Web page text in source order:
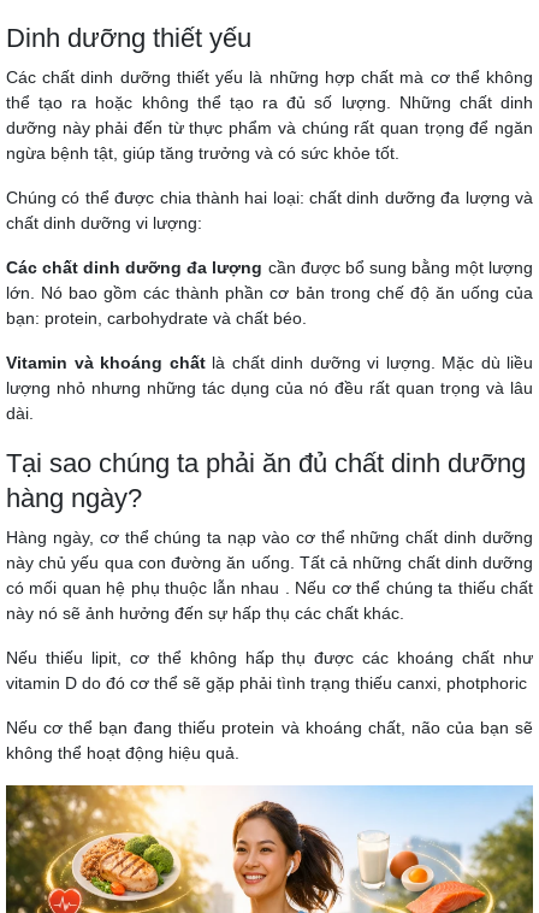
Dinh dưỡng thiết yếu
Các chất dinh dưỡng thiết yếu là những hợp chất mà cơ thể không
thể tạo ra hoặc không thể tạo ra đủ số lượng. Những chất dinh
dưỡng này phải đến từ thực phẩm và chúng rất quan trọng để ngăn
ngừa bệnh tật, giúp tăng trưởng và có sức khỏe tốt.
Chúng có thể được chia thành hai loại: chất dinh dưỡng đa lượng và
chất dinh dưỡng vi lượng:
Các chất dinh dưỡng đa lượng cần được bổ sung bằng một lượng
lớn. Nó bao gồm các thành phần cơ bản trong chế độ ăn uống của
bạn: protein, carbohydrate và chất béo.
Vitamin và khoáng chấtlà chất dinh dưỡng vi lượng. Mặc dù liều
lượng nhỏ nhưng những tác dụng của nó đều rất quan trọng và lâu
dài.
Tại sao chúng ta phải ăn đủ chất dinh dưỡng
hàng ngày?
Hàng ngày, cơ thể chúng ta nạp vào cơ thể những chất dinh dưỡng
này chủ yếu qua con đường ăn uống. Tất cả những chất dinh dưỡng
có mối quan hệ phụ thuộc lẫn nhau . Nếu cơ thể chúng ta thiếu chất
này nó sẽ ảnh hưởng đến sự hấp thụ các chất khác.
Nếu thiếu lipit, cơ thể không hấp thụ được các khoáng chất như
vitamin D do đó cơ thể sẽ gặp phải tình trạng thiếu canxi, photphoric
Nếu cơ thể bạn đang thiếu protein và khoáng chất, não của bạn sẽ
không thể hoạt động hiệu quả.